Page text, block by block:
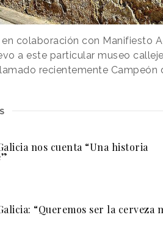
en colaboración con Manifiesto
a este particular museo
recientemente Campeón
nos cuenta “Una historia
“Queremos ser la cerveza